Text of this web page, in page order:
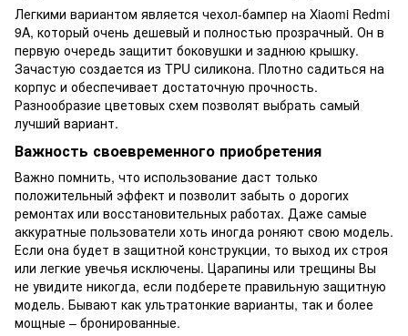
Легкими вариантом является чехол-бампер на Xiaomi Redmi
9A, который очень дешевый и полностью прозрачный. Он в
первую очередь защитит боковушки и заднюю крышку.
Зачастую создается из TPU силикона. Плотно садиться на
корпус и обеспечивает достаточную прочность.
Разнообразие цветовых схем позволят выбрать самый
лучший вариант.
Важность своевременного приобретения
Важно помнить, что использование даст только
положительный эффект и позволит забыть о дорогих
ремонтах или восстановительных работах. Даже самые
аккуратные пользователи хоть иногда роняют свою модель.
Если она будет в защитной конструкции, то выход их строя
или легкие увечья исключены. Царапины или трещины Вы
не увидите никогда, если подберете правильную защитную
модель. Бывают как ультратонкие варианты, так и более
мощные – бронированные.